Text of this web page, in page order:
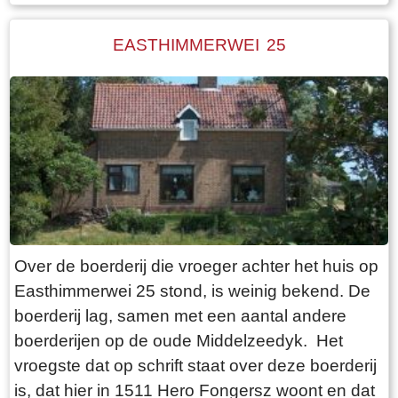
Walma State is één van de boerderijen op deze
zwanenjacht. Op oude kaarten staat naast de
boerderij nog een wier. In 1511 wordt er nog een
stinsgracht genoemd. Uit het Register van
aanbreng van 1511 blijkt dat Epa Ighaz “eijgen
geërffd” eigenaar is en Albert Hoytes pachtboer
op de grootste boerderij onder Folsgara. De
boerderij omvat dan LXXX (80) ponden land,
waarvan “36 ponden Hooijland, 31 ponden
Grasland en 7 ponden Reijdland”. Het land ten
zuiden van de boerderij wordt het “lege meden”
genoemd, waaraan het rijeedmeer (rietmeer) ligt.
Het rijeedland (rietland) ligt tegen de “die grote
Rien”. Verder is er nog “6 ponden saedlant
EASTHIMMERWEI 25
Over de boerderij die vroeger achter het huis op
Easthimmerwei 25 stond, is weinig bekend. De
boerderij lag, samen met een aantal andere
boerderijen op de oude Middelzeedyk. Het
vroegste dat op schrift staat over deze boerderij
is, dat hier in 1511 Hero Fongersz woont en dat